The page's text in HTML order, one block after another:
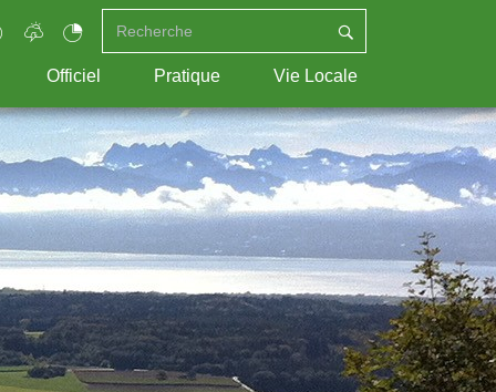
Officiel Pratique Vie Locale